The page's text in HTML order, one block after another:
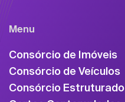
Menu
Consórcio de Imóveis
Consórcio de Veículos
Consórcio Estruturado